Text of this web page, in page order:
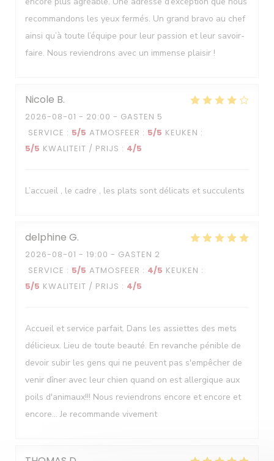
recommandons les yeux fermés. Un grand bravo au chef
ainsi qu’à toute l’équipe pour leur passion et leur savoir-
faire. Nous reviendrons avec un immense plaisir !
Nicole B
2026-08-01 - 20:00 - GASTEN 5
SERVICE : 5/5 ATMOSFEER : 5/5 KEUKEN :
5/5 KWALITEIT / PRIJS : 4/5
L’accueil , le cadre , les plats sont délicats et succulents
delphine G
2026-08-01 - 19:00 - GASTEN 2
SERVICE : 5/5 ATMOSFEER : 4/5 KEUKEN :
5/5 KWALITEIT / PRIJS : 4/5
Accueil et service parfait. Dans les assiettes des mets
délicieux. Lieu de toute beauté. En revanche pénible de
devoir subir les gens qui ne peuvent pas s'empêcher de
venir dîner avec leur chien quand on est allergique aux
poils d'animaux!!! Nous reviendrons encore et encore et
encore... Je recommande vivement